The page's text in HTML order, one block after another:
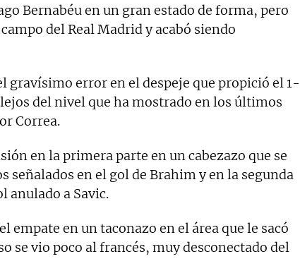
Bernabéu en un gran estado de forma, pero
del Real Madrid y acabó siendo
gravísimo error en el despeje que propició el 1-
del nivel que ha mostrado en los últimos
Correa.
en la primera parte en un cabezazo que se
señalados en el gol de Brahim y en la segunda
anulado a Savic.
empate en un taconazo en el área que le sacó
se vio poco al francés, muy desconectado del